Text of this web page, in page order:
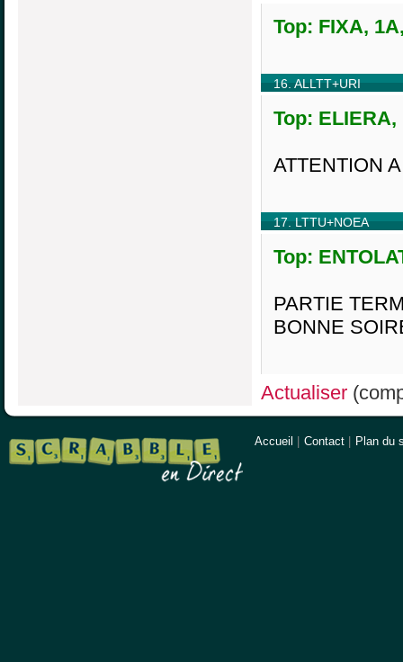
Top: FIXA,
16. ALLTT+URI
Top: ELIERA,
ATTENTION
17. LTTU+NOEA
Top:
PARTIE
BONNE
Actualiser
Accueil Contact Plan du